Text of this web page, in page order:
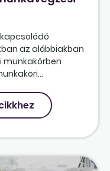
az alábbiakban
munkakörben